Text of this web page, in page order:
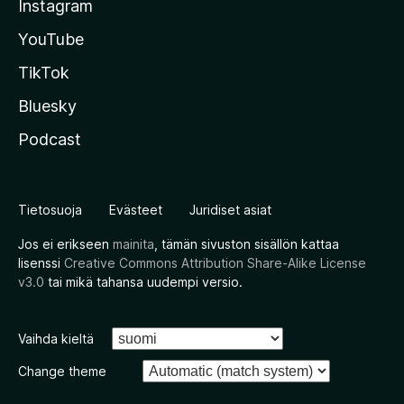
Instagram
YouTube
TikTok
Bluesky
Podcast
Tietosuoja Evästeet Juridiset asiat
Jos ei erikseen mainita , tämän sivuston sisällön kattaa
lisenssi Creative Commons Attribution Share-Alike License
v3.0 tai mikä tahansa uudempi versio.
Vaihda kieltä
Change theme